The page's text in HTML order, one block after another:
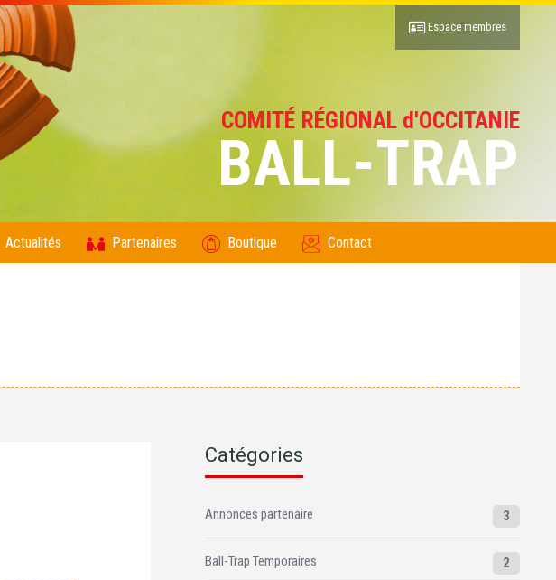
COMITÉ RÉGIONAL d'OCCITANIE
BALL-TRAP
Espace membres
Actualités Partenaires Boutique Contact
Catégories
Annonces partenaire 3
Ball-Trap Temporaires 2